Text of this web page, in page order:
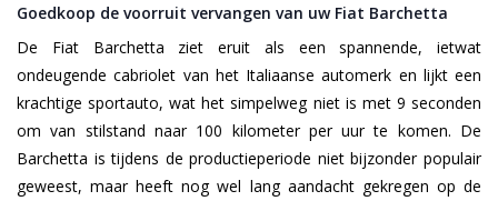
Goedkoop de voorruit vervangen van uw Fiat Barchetta
De Fiat Barchetta ziet eruit als een spannende, ietwat
ondeugende cabriolet van het Italiaanse automerk en lijkt een
krachtige sportauto, wat het simpelweg niet is met 9 seconden
om van stilstand naar 100 kilometer per uur te komen. De
Barchetta is tijdens de productieperiode niet bijzonder populair
geweest, maar heeft nog wel lang aandacht gekregen op de